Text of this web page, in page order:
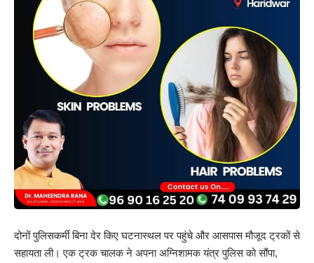
दोनों पुलिसकर्मी बिना देर किए घटनास्थल पर पहुंचे और आसपास मौजूद ट्रकों से
सहायता ली। एक ट्रक चालक ने अपना अग्निशामक यंत्र पुलिस को सौंपा,